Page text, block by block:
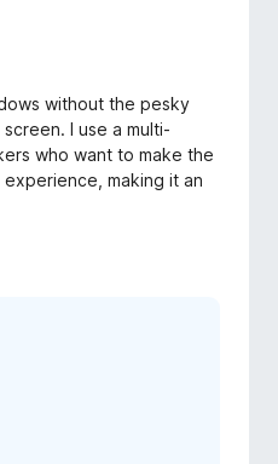
without the pesky
I use a multi-
who want to make the
making it an